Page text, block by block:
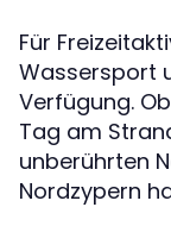
Für
Wassersport
Verfügung.
Tag am
unberührten
Nordzypern